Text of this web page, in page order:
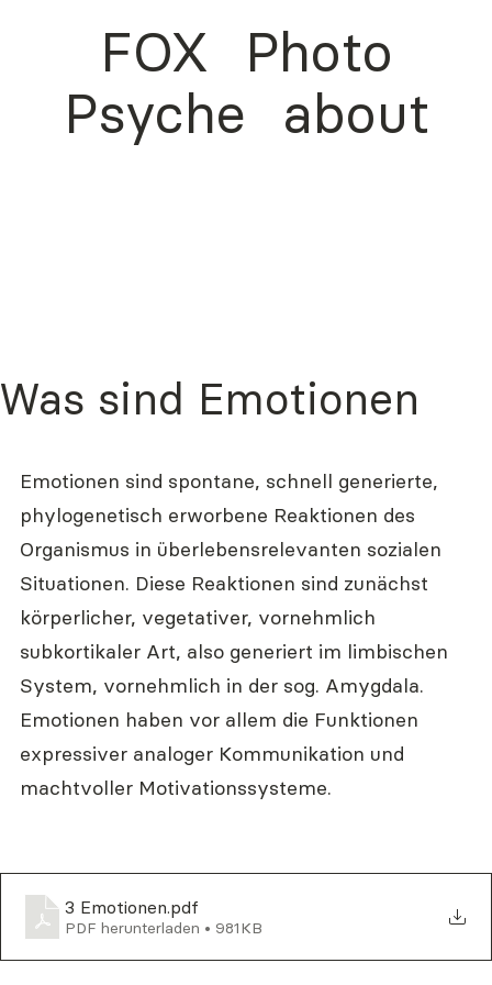
FOX
Photo
Psyche
about
Was sind Emotionen
Emotionen sind spontane, schnell generierte,
phylogenetisch erworbene Reaktionen des
Organismus in überlebensrelevanten sozialen
Situationen. Diese Reaktionen sind zunächst
körperlicher, vegetativer, vornehmlich
subkortikaler Art, also generiert im limbischen
System, vornehmlich in der sog. Amygdala.
Emotionen haben vor allem die Funktionen
expressiver analoger Kommunikation und
machtvoller Motivationssysteme.
3 Emotionen.pdf
PDF herunterladen • 981KB